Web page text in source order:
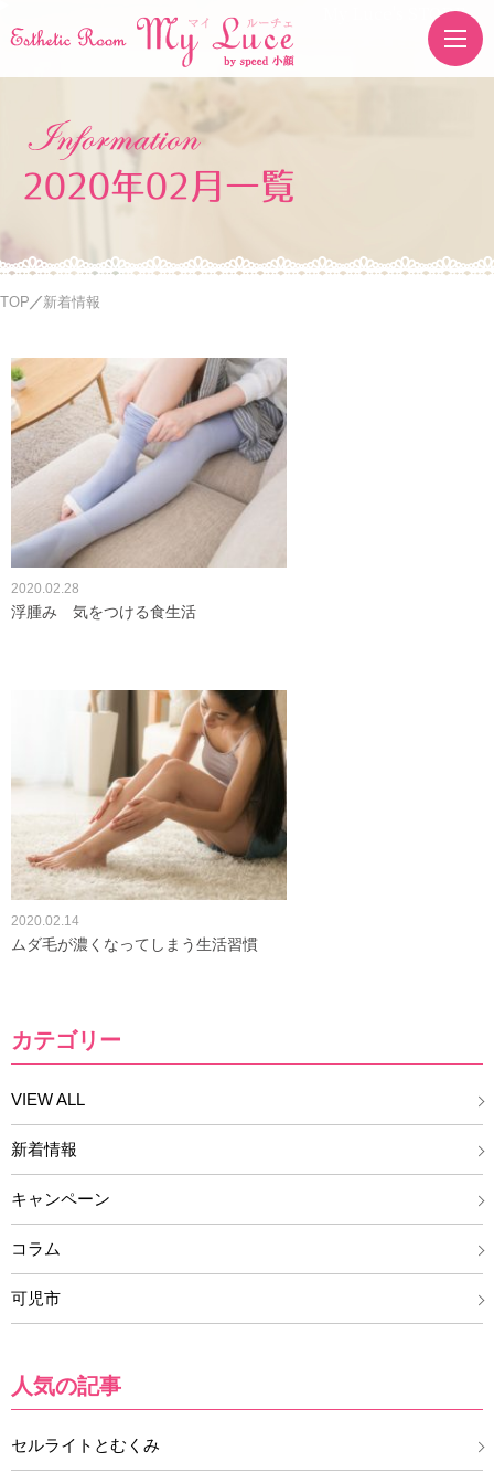
My Luce's STORE
2020年02月一覧
TOP 新着情報
2020.02.28
浮腫み 気をつける食生活
2020.02.14
ムダ毛が濃くなってしまう生活習慣
カテゴリー
VIEW ALL
新着情報
キャンペーン
コラム
可児市
人気の記事
セルライトとむくみ